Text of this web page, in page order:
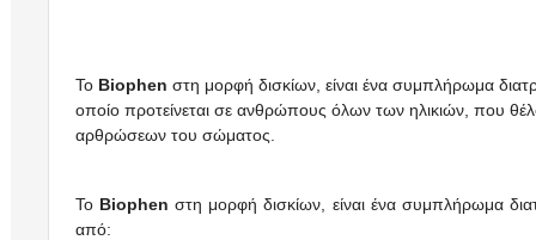
Το Biophen στη μορφή δισκίων, είναι ένα συμπλήρωμα
οποίο προτείνεται σε ανθρώπους όλων των ηλικιών, που
αρθρώσεων του σώματος.
Το Biophenστη μορφή δισκίων, είναι ένα συμπλήρωμα
από: